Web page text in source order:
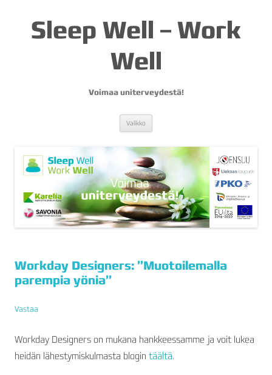
Sleep Well – Work
Well
Voimaa uniterveydestä!
Valikko
Workday Designers: ”Muotoilemalla
parempia yönia”
Vastaa
Workday Designers on mukana hankkeessamme ja voit lukea
heidän lähestymiskulmasta blogin täältä.